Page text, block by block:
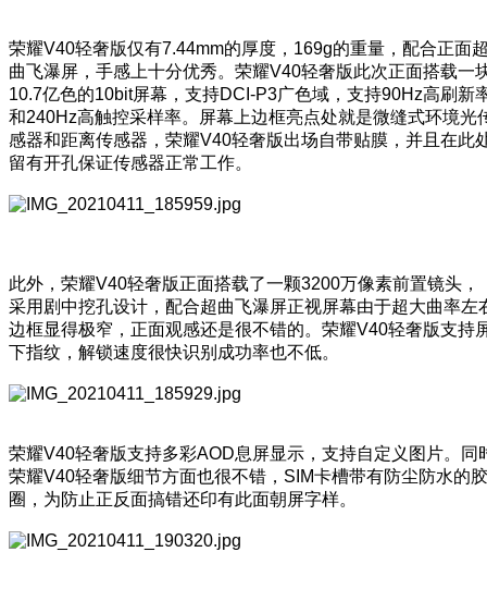
荣耀V40轻奢版仅有7.44mm的厚度，169g的重量，配合正面
曲飞瀑屏，手感上十分优秀。荣耀V40轻奢版此次正面搭载一
10.7亿色的10bit屏幕，支持DCI-P3广色域，支持90Hz高刷新
和240Hz高触控采样率。屏幕上边框亮点处就是微缝式环境光
感器和距离传感器，荣耀V40轻奢版出场自带贴膜，并且在此
留有开孔保证传感器正常工作。
此外，荣耀V40轻奢版正面搭载了一颗3200万像素前置镜头，
采用剧中挖孔设计，配合超曲飞瀑屏正视屏幕由于超大曲率左
边框显得极窄，正面观感还是很不错的。荣耀V40轻奢版支持
下指纹，解锁速度很快识别成功率也不低。
荣耀V40轻奢版支持多彩AOD息屏显示，支持自定义图片。同
荣耀V40轻奢版细节方面也很不错，SIM卡槽带有防尘防水的胶
圈，为防止正反面搞错还印有此面朝屏字样。